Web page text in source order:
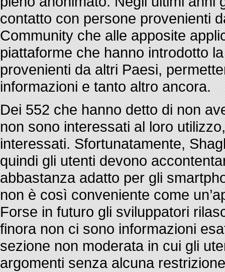
contatto con persone provenienti
Community che alle apposite
piattaforme che hanno introdotto
provenienti da altri Paesi,
informazioni e tanto altro ancora.
Dei 552 che hanno detto di non
non sono interessati al loro
interessati. Sfortunatamente,
quindi gli utenti devono
abbastanza adatto per gli
non è così conveniente come
Forse in futuro gli sviluppatori
finora non ci sono informazioni
sezione non moderata in cui gli
argomenti senza alcuna